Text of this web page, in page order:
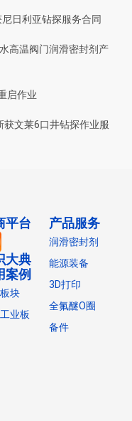
日利亚钻探服务合同
高温阀门润滑密封剂产
启作业
获文莱6口井钻探作业服
平台
大典
案例
块
业板
产品服务
润滑密封剂
能源装备
3D打印
全氟醚O圈
备件